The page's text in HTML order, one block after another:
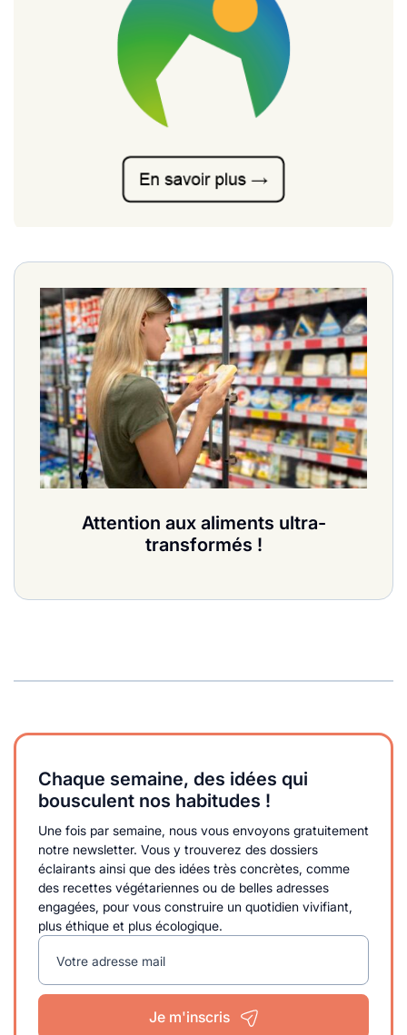
Attention aux aliments ultra-
transformés !
Chaque semaine, des idées qui
bousculent nos habitudes !
Une fois par semaine, nous vous envoyons gratuitement
notre newsletter. Vous y trouverez des dossiers
éclairants ainsi que des idées très concrètes, comme
des recettes végétariennes ou de belles adresses
engagées, pour vous construire un quotidien vivifiant,
plus éthique et plus écologique.
Votre adresse mail
Je m'inscris